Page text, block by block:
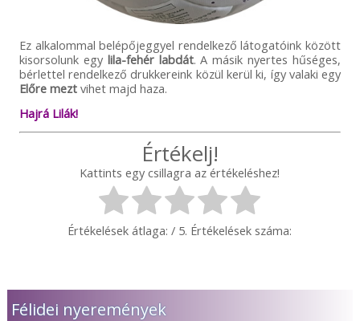
Ez alkalommal belépőjeggyel rendelkező látogatóink között
kisorsolunk egy lila-fehér labdát. A másik nyertes hűséges,
bérlettel rendelkező drukkereink közül kerül ki, így valaki egy
Előre meztvihet majd haza.
Hajrá Lilák!
Értékelj!
Kattints egy csillagra az értékeléshez!
Értékelések átlaga:/ 5. Értékelések száma:
Félidei nyeremények